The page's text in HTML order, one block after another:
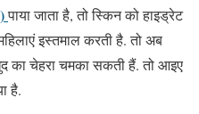
पाया जाता है, तो स्किन को हाइड्रेट
इस्तमाल करती है. तो अब
का चेहरा चमका सकती हैं. तो आइए
है.